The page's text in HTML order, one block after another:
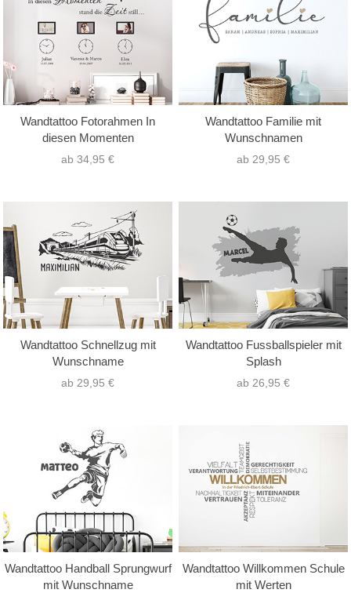
Wandtattoo Fotorahmen In
diesen Momenten
ab 34,95 €
Wandtattoo Familie mit
Wunschnamen
ab 29,95 €
Wandtattoo Schnellzug mit
Wunschname
ab 29,95 €
Wandtattoo Fussballspieler mit
Splash
ab 26,95 €
Wandtattoo Handball Sprungwurf
mit Wunschname
Wandtattoo Willkommen Schule
mit Werten